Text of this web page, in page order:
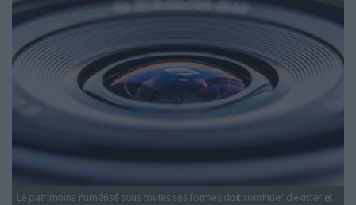
LES GUIDES PRATIQUES
LES BASES DE DONNÉES
L'ESPACE EMPLOI
L'AGENDA
L'ANNUAIRE DES ACTEURS
LES LIVRES BLANCS
NOS OFFRES D'ABONNEMENTS
Le patrimoine numérisé sous toutes ses formes doit continuer d’exister et